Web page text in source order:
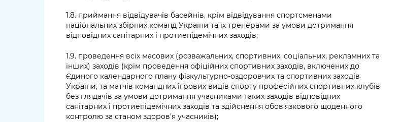
1.8. приймання відвідувачів басейнів, крім відвідування спортсменами
національних збірних команд України та їх тренерами за умови дотримання
відповідних санітарних і протиепідемічних заходів;
1.9. проведення всіх масових (розважальних, спортивних, соціальних, рекламних та
інших) заходів (крім проведення офіційних спортивних заходів, включених до
Єдиного календарного плану фізкультурно-оздоровчих та спортивних заходів
України, та матчів командних ігрових видів спорту професійних спортивних клубів
без глядачів за умови дотримання учасниками таких заходів відповідних
санітарних і протиепідемічних заходів та здійснення обов’язкового щоденного
контролю за станом здоров’я учасників);